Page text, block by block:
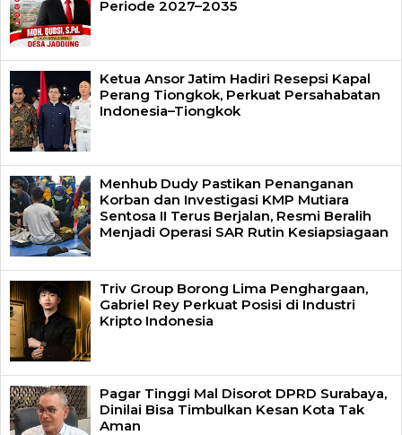
Periode 2027–2035
Ketua Ansor Jatim Hadiri Resepsi Kapal
Perang Tiongkok, Perkuat Persahabatan
Indonesia–Tiongkok
Menhub Dudy Pastikan Penanganan
Korban dan Investigasi KMP Mutiara
Sentosa II Terus Berjalan, Resmi Beralih
Menjadi Operasi SAR Rutin Kesiapsiagaan
Triv Group Borong Lima Penghargaan,
Gabriel Rey Perkuat Posisi di Industri
Kripto Indonesia
Pagar Tinggi Mal Disorot DPRD Surabaya,
Dinilai Bisa Timbulkan Kesan Kota Tak
Aman